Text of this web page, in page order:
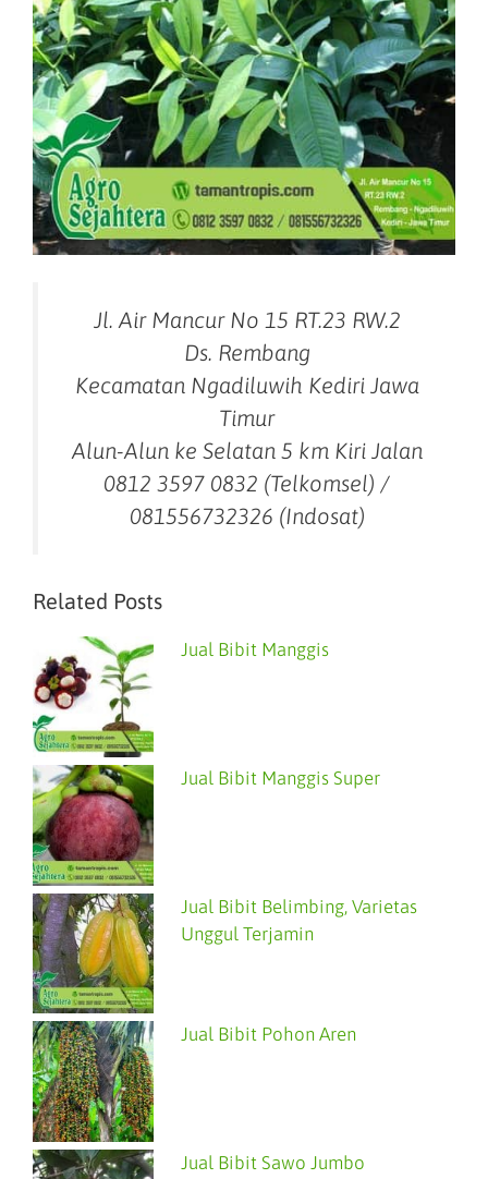
Jl. Air Mancur No 15 RT.23 RW.2
Ds. Rembang
Kecamatan Ngadiluwih Kediri Jawa
Timur
Alun-Alun ke Selatan 5 km Kiri Jalan
0812 3597 0832 (Telkomsel) /
081556732326 (Indosat)
Related Posts
Jual Bibit Manggis
Jual Bibit Manggis Super
Jual Bibit Belimbing, Varietas
Unggul Terjamin
Jual Bibit Pohon Aren
Jual Bibit Sawo Jumbo